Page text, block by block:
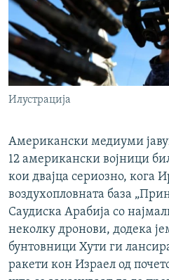
Илустрација
Американски медиуми
12 американски војници
кои двајца сериозно, кога
воздухопловната база
Саудиска Арабија со
неколку дронови, додека
бунтовници Хути ги
ракети кон Израел од